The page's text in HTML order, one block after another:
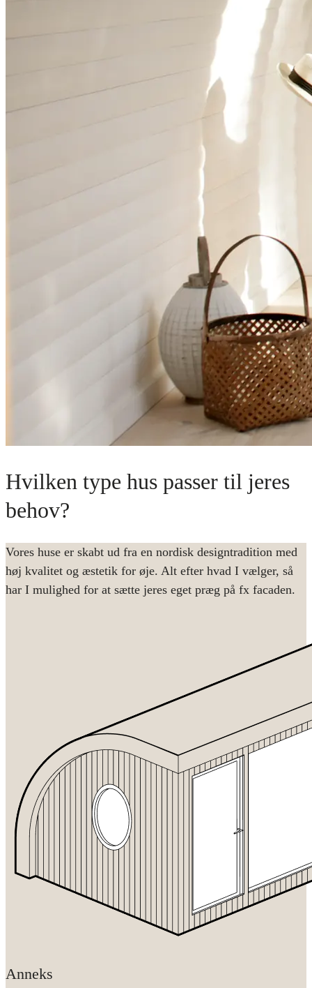
Hvilken type hus passer til jeres
behov?
Vores huse er skabt ud fra en nordisk designtradition med
høj kvalitet og æstetik for øje. Alt efter hvad I vælger, så
har I mulighed for at sætte jeres eget præg på fx facaden.
Anneks